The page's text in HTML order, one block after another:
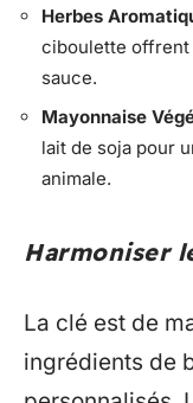
Herbes
ciboulette offrent
sauce.
Mayonnaise
lait de soja pour
animale.
Harmoniser
La clé est de
ingrédients de